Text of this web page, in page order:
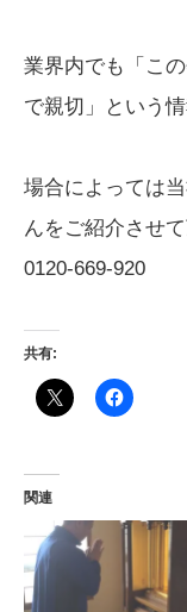
業界内でも「こ
で親切」という
場合によっては
んをご紹介させ
0120-669-920
共有:
関連